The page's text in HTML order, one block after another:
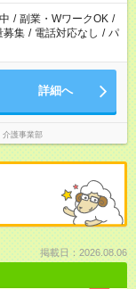
/ 副業・WワークOK /
募集 / 電話対応なし / パ
詳細へ
介護事業部
掲載日：2026.08.06